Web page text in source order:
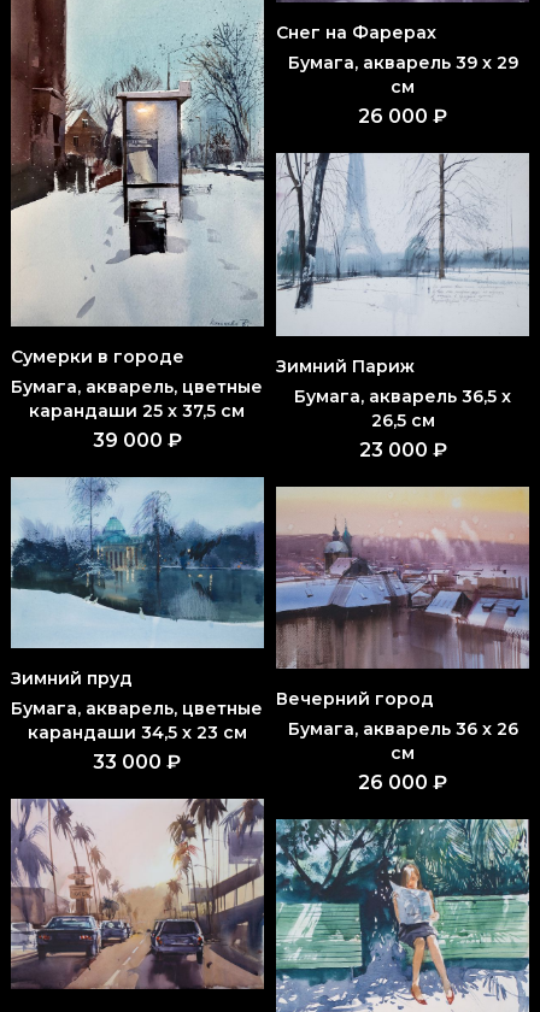
Сумерки в городе
Бумага, акварель, цветные
карандаши 25 x 37,5 см
39 000 ₽
Зимний пруд
Бумага, акварель, цветные
карандаши 34,5 x 23 см
33 000 ₽
Снег на Фарерах
Бумага, акварель 39 x 29
см
26 000 ₽
Зимний Париж
Бумага, акварель 36,5 x
26,5 см
23 000 ₽
Вечерний город
Бумага, акварель 36 x 26
см
26 000 ₽